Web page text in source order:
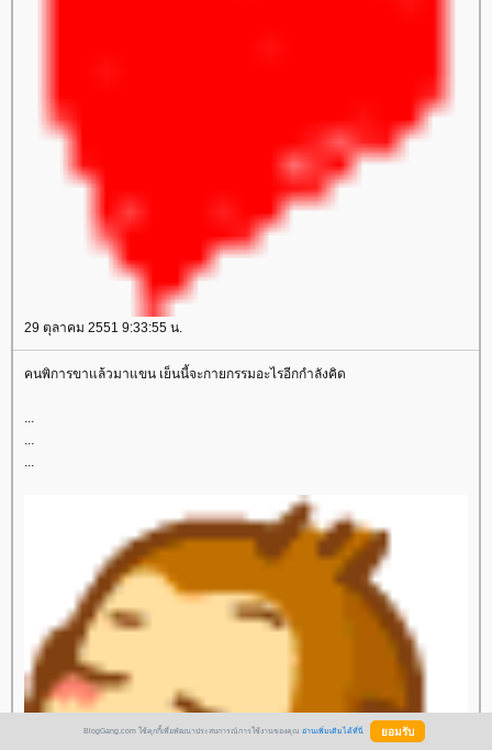
29 ตุลาคม 2551 9:33:55 น.
คนพิการขาแล้วมาแขน เย็นนี้จะกายกรรมอะไรอีกกำลังคิด
...
...
...
BlogGang.com ใช้คุกกี้เพื่อพัฒนาประสบการณ์การใช้งานของคุณ อ่านเพิ่มเติมได้ที่นี่